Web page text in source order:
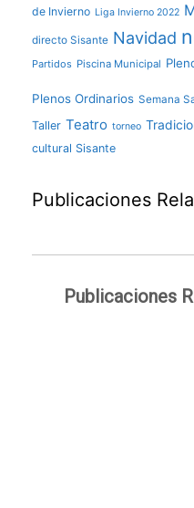
de Invierno Liga Invierno 2022
directo Sisante Navidad
Partidos Piscina Municipal
Plenos Ordinarios Semana
Taller Teatro torneo
cultural Sisante
Publicaciones
Publicaciones